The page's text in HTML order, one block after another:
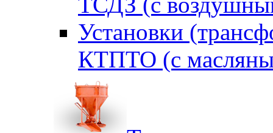
Установки
КТПТО (c